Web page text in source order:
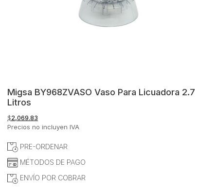
Migsa BY968ZVASO Vaso Para Licuadora 2.7
Litros
$2,069.83
Precios no incluyen IVA
PRE-ORDENAR
MÉTODOS DE PAGO
ENVÍO POR COBRAR